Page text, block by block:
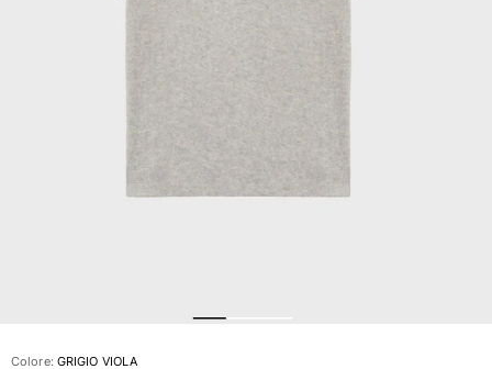
Vedi tutti i Costumi da bagno
Abbigliamento
Camicie
Bermuda
Colore: GRIGIO VIOLA